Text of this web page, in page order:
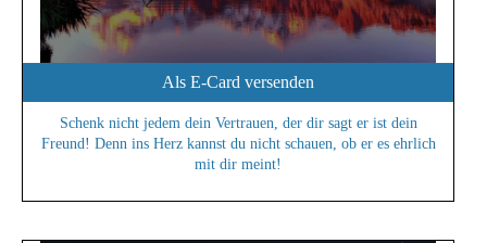
Als E-Card versenden
Schenk nicht jedem dein Vertrauen, der dir sagt er ist dein
Freund! Denn ins Herz kannst du nicht schauen, ob er es ehrlich
mit dir meint!